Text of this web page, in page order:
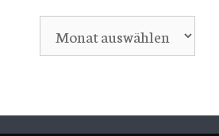
Archiv